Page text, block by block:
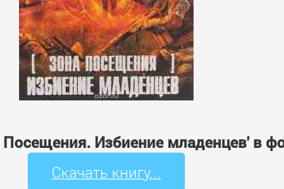
Посещения. Избиение младенцев' в
Скачать книгу...